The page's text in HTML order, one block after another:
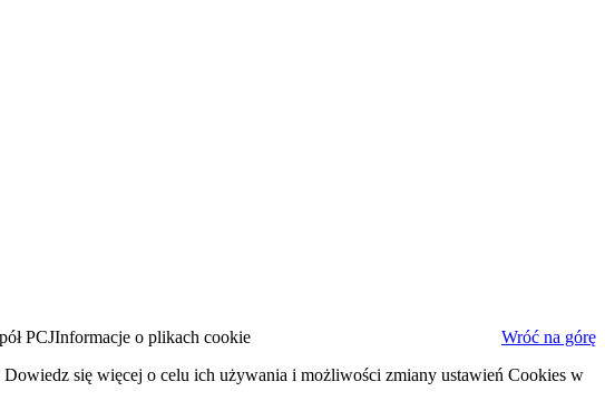
PCJ Wróć na górę
Informacje o plikach cookie
się więcej o celu ich używania i możliwości zmiany ustawień Cookies w